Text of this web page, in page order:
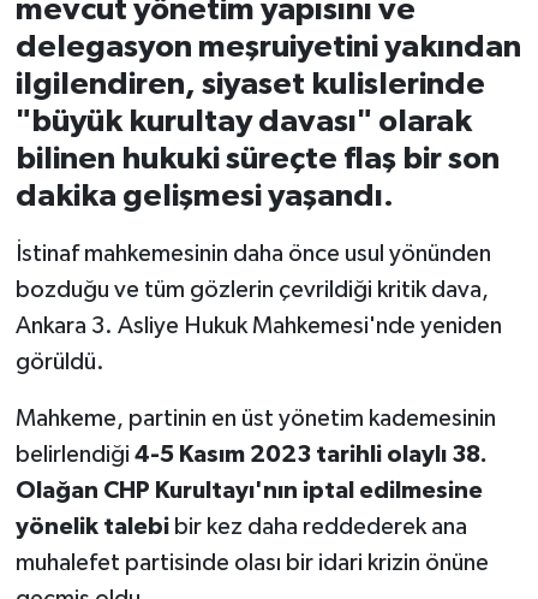
mevcut yönetim yapısını ve
delegasyon meşruiyetini yakından
ilgilendiren, siyaset kulislerinde
"büyük kurultay davası" olarak
bilinen hukuki süreçte flaş bir son
dakika gelişmesi yaşandı.
İstinaf mahkemesinin daha önce usul yönünden
bozduğu ve tüm gözlerin çevrildiği kritik dava,
Ankara 3. Asliye Hukuk Mahkemesi'nde yeniden
görüldü.
Mahkeme, partinin en üst yönetim kademesinin
belirlendiği 4-5 Kasım 2023 tarihli olaylı 38.
Olağan CHP Kurultayı'nın iptal edilmesine
yönelik talebibir kez daha reddederek ana
muhalefet partisinde olası bir idari krizin önüne
Gönen
Havran
İvrindi
KENT GÜNDEMİ
Kepsut
KÜLTÜR-SANAT
MANŞET
Manyas
OLAY